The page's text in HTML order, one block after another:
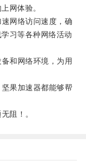
网体验。
网络访问速度，确
习等各种网络活动
和网络环境，为用
果加速器都能够帮
阻！。